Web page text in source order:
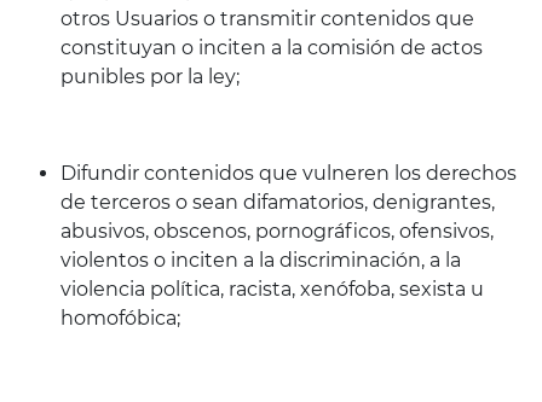
otros Usuarios o transmitir contenidos que
constituyan o inciten a la comisión de actos
punibles por la ley;
Difundir contenidos que vulneren los derechos
de terceros o sean difamatorios, denigrantes,
abusivos, obscenos, pornográficos, ofensivos,
violentos o inciten a la discriminación, a la
violencia política, racista, xenófoba, sexista u
homofóbica;